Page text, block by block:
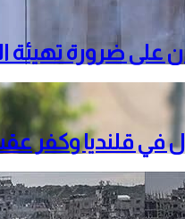
ضرورة تهيئة
في قلنديا وكفر